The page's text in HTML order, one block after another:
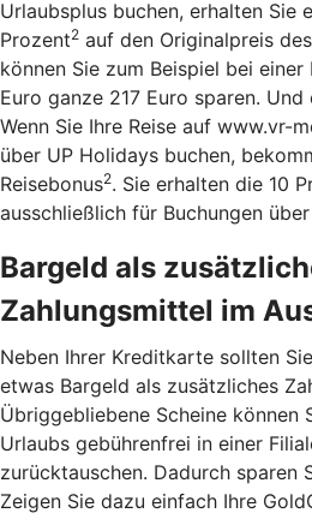
Urlaubsplus buchen, erhalten Sie
Prozent2 auf den Originalpreis
können Sie zum Beispiel bei einer
Euro ganze 217 Euro sparen.
Wenn Sie Ihre Reise auf www.vr-
über UP Holidays buchen,
Reisebonus2. Sie erhalten die 10
ausschließlich für Buchungen
Bargeld als
Zahlungsmittel im
Neben Ihrer Kreditkarte sollten
etwas Bargeld als zusätzliches
Übriggebliebene Scheine können
Urlaubs gebührenfrei in einer
zurücktauschen. Dadurch sparen
Zeigen Sie dazu einfach Ihre